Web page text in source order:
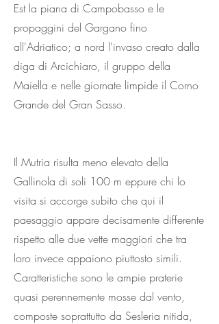
Est la piana di Campobasso e le
propaggini del Gargano fino
all'Adriatico; a nord l'invaso creato dalla
diga di Arcichiaro, il gruppo della
Maiella e nelle giornate limpide il Corno
Grande del Gran Sasso.
Il Mutria risulta meno elevato della
Gallinola di soli 100 m eppure chi lo
visita si accorge subito che qui il
paesaggio appare decisamente differente
rispetto alle due vette maggiori che tra
loro invece appaiono piuttosto simili.
Caratteristiche sono le ampie praterie
quasi perennemente mosse dal vento,
composte soprattutto da Sesleria nitida,